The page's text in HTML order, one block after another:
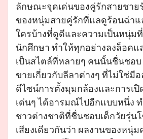
ลักษณะจุดเด่นของคู่รักสายชาย
ของหนุ่มสายคู่รักที่แลดูร้อนฉ่าแ
ใครบ้างที่ดูดีและความเป็นหนุ่ม
นักศึกษา ทำให้ทุกอย่างลงล็อคแ
เป็นสไตล์ที่หลายๆ คนนั้นชื่นชอบ
ขายเกี่ยวกับลีลาต่างๆ ที่ไม่ใช่มื
ดีไซน์การตั้งมุมกล้องและการเปิ
เด่นๆ ได้อารมณ์ไปอีกแบบหนึ่ง
ชาวต่างชาติที่ชื่นชอบเด็กวัยรุ่นโ
เสียงเดียวกันว่า ผลงานของหนุ่